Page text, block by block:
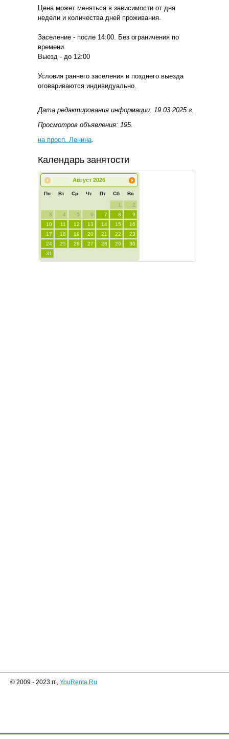
Цена может меняться в зависимости от дня
недели и количества дней проживания.
Заселение - после 14:00. Без ограничения по
времени.
Выезд - до 12:00
Условия раннего заселения и позднего выезда
оговариваются индивидуально.
Дата редактирования информации: 19.03.2025 г.
Просмотров объявления: 195.
на просп. Ленина
Календарь занятости
Август 2026
Пн Вт Ср Чт Пт Сб Вс
1
2
3
4 5 6 7 8
9
10
11 12 13 14 15
16
17
18 19 20 21 22
23
24
25 26 27 28 29
30
31
© 2009 - 2023 гг., YouRenta.Ru